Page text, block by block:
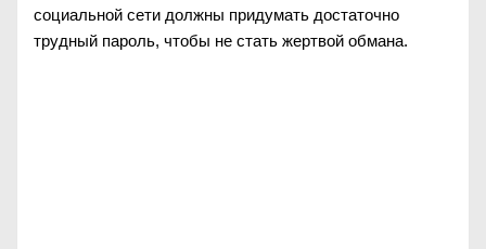
социальной сети должны придумать достаточно
трудный пароль, чтобы не стать жертвой обмана.